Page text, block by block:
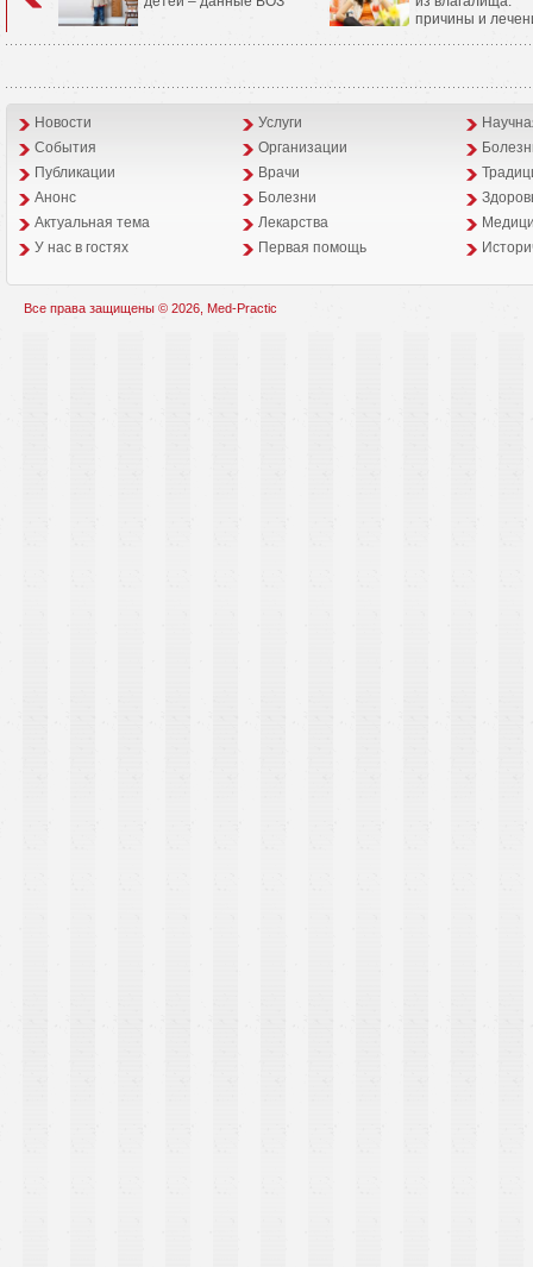
причины и
Новости Услуги
События
Организации
Публикации
Врачи
Анонс
Болезни
Aктуальная тема
Лекарства
У нас в гостях
Первая помощь
Все права защищены © 2026, Med-Practic